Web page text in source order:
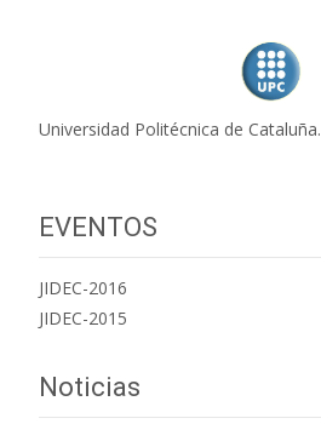
Universidad Politécnica de Cataluña.
EVENTOS
JIDEC-2016
JIDEC-2015
Noticias